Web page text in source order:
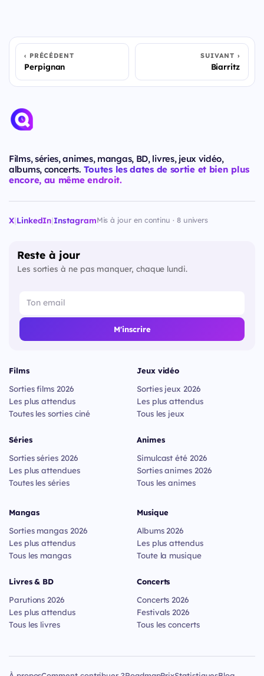
PRÉCÉDENT
Perpignan
SUIVANT
Biarritz
Films, séries, animes, mangas, BD, livres, jeux vidéo,
albums, concerts. Toutes les dates de sortie et bien plus
encore, au même endroit.
X|LinkedIn|InstagramMis à jour en continu · 8 univers
Reste à jour
Les sorties à ne pas manquer, chaque lundi.
M'inscrire
Films
Sorties films 2026
Les plus attendus
Toutes les sorties ciné
Séries
Sorties séries 2026
Les plus attendues
Toutes les séries
Jeux vidéo
Sorties jeux 2026
Les plus attendus
Tous les jeux
Animes
Simulcast été 2026
Sorties animes 2026
Tous les animes
Mangas
Sorties mangas 2026
Les plus attendus
Tous les mangas
Livres & BD
Parutions 2026
Les plus attendus
Tous les livres
Musique
Albums 2026
Les plus attendus
Toute la musique
Concerts
Concerts 2026
Festivals 2026
Tous les concerts